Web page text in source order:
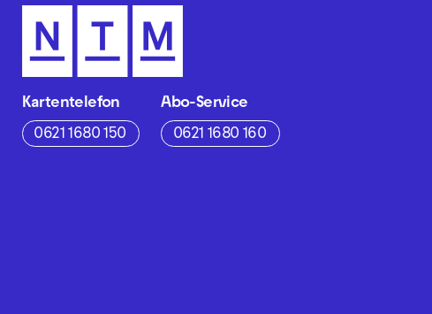
Kartentelefon
0621 1680 150
Abo-Service
0621 1680 160